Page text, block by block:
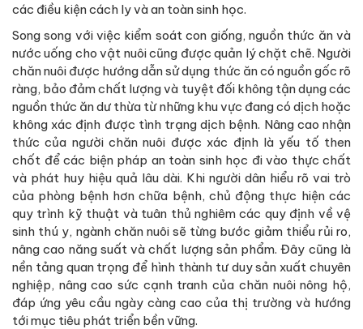
các điều kiện cách ly và an toàn sinh học.
Song song với việc kiểm soát con giống, nguồn thức ăn và
nước uống cho vật nuôi cũng được quản lý chặt chẽ. Người
chăn nuôi được hướng dẫn sử dụng thức ăn có nguồn gốc rõ
ràng, bảo đảm chất lượng và tuyệt đối không tận dụng các
nguồn thức ăn dư thừa từ những khu vực đang có dịch hoặc
không xác định được tình trạng dịch bệnh. Nâng cao nhận
thức của người chăn nuôi được xác định là yếu tố then
chốt để các biện pháp an toàn sinh học đi vào thực chất
và phát huy hiệu quả lâu dài. Khi người dân hiểu rõ vai trò
của phòng bệnh hơn chữa bệnh, chủ động thực hiện các
quy trình kỹ thuật và tuân thủ nghiêm các quy định về vệ
sinh thú y, ngành chăn nuôi sẽ từng bước giảm thiểu rủi ro,
nâng cao năng suất và chất lượng sản phẩm. Đây cũng là
nền tảng quan trọng để hình thành tư duy sản xuất chuyên
nghiệp, nâng cao sức cạnh tranh của chăn nuôi nông hộ,
đáp ứng yêu cầu ngày càng cao của thị trường và hướng
tới mục tiêu phát triển bền vững.